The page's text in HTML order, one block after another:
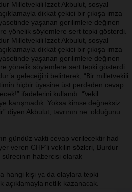
Milletvekili İzzet Akbulut, sosyal
dikkat çekici bir çıkışa imza
yaşanan gerilimlere değinen
yönelik söylemlere sert tepki gösterdi.
Milletvekili İzzet Akbulut, sosyal
dikkat çekici bir çıkışa imza
yaşanan gerilimlere değinen
yönelik söylemlere sert tepki gösterdi.
geleceğini belirterek, “Bir milletvekili
hiçbir üyesine üst perdeden cevap
ifadelerini kullandı. “Vekil
karışmadık. Yoksa kimse değneksiz
diyen Akbulut, tavrının net olduğunu
gündüz vakti cevap verilecektir had
veren CHP’li vekilin sözleri, Burdur
sürecinin habercisi olarak
hangi kişi ya da olaylara tepki
açıklamayla netlik kazanacak.